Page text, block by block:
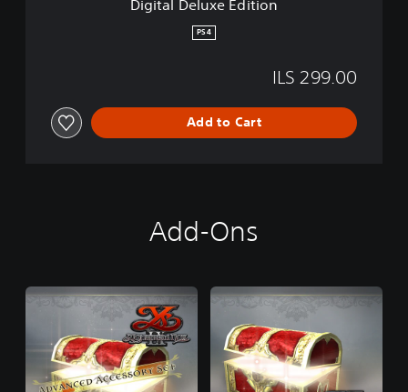
Digital Deluxe Edition
PS4
ILS 299.00
Add to Cart
Add-Ons